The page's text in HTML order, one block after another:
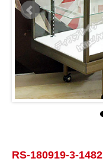
RS-180919-3-1482